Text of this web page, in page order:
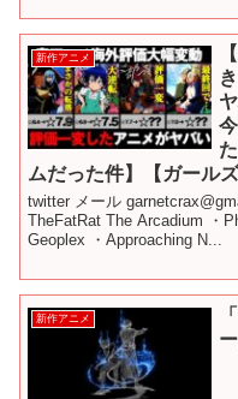
新作アニメ
ムだった件】【ガール
twitter メール
TheFatRat The Arcadium ・
Geoplex ・Approaching N...
新作アニメ